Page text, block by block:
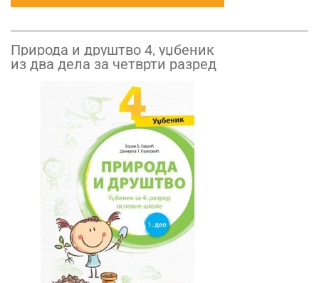
Природа и друштво 4, уџбеник
из два дела за четврти разред